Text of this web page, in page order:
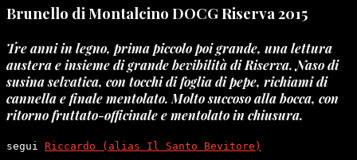
Brunello di Montalcino DOCG Riserva 2015
Tre anni in legno, prima piccolo poi grande, una lettura
austera e insieme di grande bevibilità di Riserva. Naso di
susina selvatica, con tocchi di foglia di pepe, richiami di
cannella e finale mentolato. Molto succoso alla bocca, con
ritorno fruttato-officinale e mentolato in chiusura.
segui Riccardo (alias Il Santo Bevitore)